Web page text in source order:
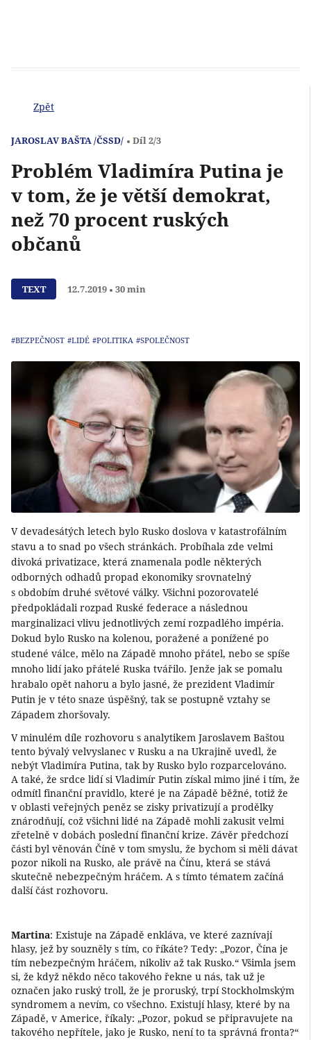
Zpět
JAROSLAV BAŠTA /ČSSD/ Díl 2/3
Problém Vladimíra Putina je
v tom, že je větší demokrat,
než 70 procent ruských
občanů
TEXT 12.7.2019 30 min
#BEZPEČNOST #LIDÉ #POLITIKA #SPOLEČNOST
V devadesátých letech bylo Rusko doslova v katastrofálním
stavu a to snad po všech stránkách. Probíhala zde velmi
divoká privatizace, která znamenala podle některých
odborných odhadů propad ekonomiky srovnatelný
s obdobím druhé světové války. Všichni pozorovatelé
předpokládali rozpad Ruské federace a následnou
marginalizaci vlivu jednotlivých zemí rozpadlého impéria.
Dokud bylo Rusko na kolenou, poražené a ponížené po
studené válce, mělo na Západě mnoho přátel, nebo se spíše
mnoho lidí jako přátelé Ruska tvářilo. Jenže jak se pomalu
hrabalo opět nahoru a bylo jasné, že prezident Vladimír
Putin je v této snaze úspěšný, tak se postupně vztahy se
Západem zhoršovaly.
V minulém díle rozhovoru s analytikem Jaroslavem Baštou
tento bývalý velvyslanec v Rusku a na Ukrajině uvedl, že
nebýt Vladimíra Putina, tak by Rusko bylo rozparcelováno.
A také, že srdce lidí si Vladimír Putin získal mimo jiné i tím, že
odmítl finanční pravidlo, které je na Západě běžné, totiž že
v oblasti veřejných peněz se zisky privatizují a prodělky
znárodňují, což všichni lidé na Západě mohli zakusit velmi
zřetelně v dobách poslední finanční krize. Závěr předchozí
části byl věnován Číně v tom smyslu, že bychom si měli dávat
pozor nikoli na Rusko, ale právě na Čínu, která se stává
skutečně nebezpečným hráčem. A s tímto tématem začíná
další část rozhovoru.
Martina: Existuje na Západě enkláva, ve které zaznívají
hlasy, jež by souzněly s tím, co říkáte? Tedy: „Pozor, Čína je
tím nebezpečným hráčem, nikoliv až tak Rusko.“ Všimla jsem
si, že když někdo něco takového řekne u nás, tak už je
označen jako ruský troll, že je proruský, trpí Stockholmským
syndromem a nevím, co všechno. Existují hlasy, které by na
Západě, v Americe, říkaly: „Pozor, pokud se připravujete na
takového nepřítele, jako je Rusko, není to ta správná fronta?“